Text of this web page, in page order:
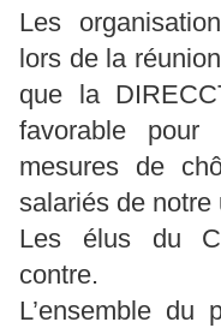
Les
lors de la
que la
favorable
mesures de
salariés de notre
Les élus du
contre.
L’ensemble du